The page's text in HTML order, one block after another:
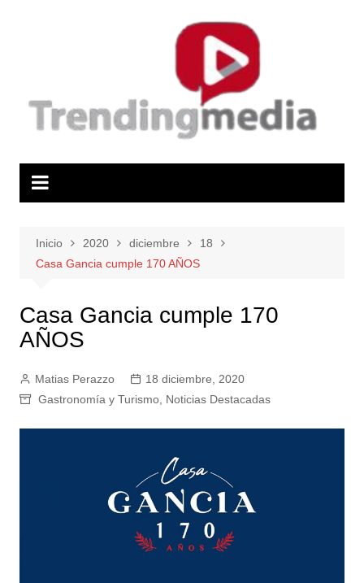
Inicio 2020 diciembre
18
Casa Gancia cumple 170 AÑOS
Casa Gancia cumple 170
AÑOS
Matias Perazzo
18 diciembre, 2020
Gastronomía y Turismo, Noticias Destacadas